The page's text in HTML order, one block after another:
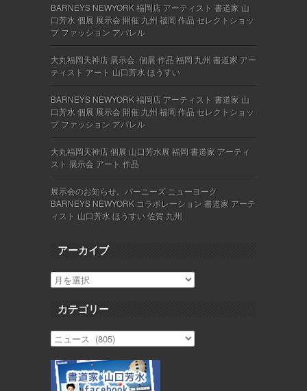
BARNEYS NEWYORK 福岡店 アーティスト 書道家 山
口芳水 個展 展示会 開催 九州 福岡 作品 セレクトショッ
プ ファッション アパレル
大丸福岡天神店 展示会. 個展 作品 福岡 九州 書道家 アー
ティスト アート 山口芳水 ほうすい
BARNEYS NEWYORK 福岡店 アーティスト 書道家 山
口芳水 個展 展示会 開催 九州 福岡 作品 セレクトショッ
プ ファッション アパレル
大丸福岡天神店 個展 山口芳水展 福岡 書道家 アーティ
スト 展示会 アート 作品
展示会のお知らせ。バーニーズ ニューヨーク
BARNEYS NEWYORK コラボレーション 書道家 アーテ
ィスト 山口芳水 ほうすい 佐賀 九州
アーカイブ
カテゴリー